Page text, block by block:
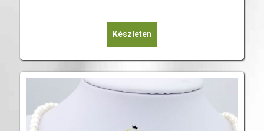
Készleten